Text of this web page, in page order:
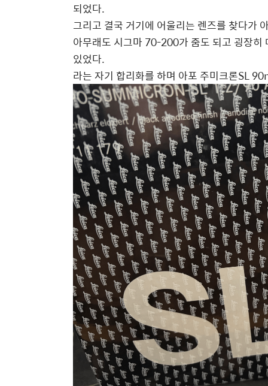
되었다.
그리고 결국 거기에 어울리는 렌즈를 찾다가
아무래도 시그마 70-200가 줌도 되고 굉장히
있었다.
라는 자기 합리화를 하며 아포 주미크론SL